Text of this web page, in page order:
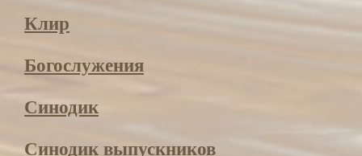
Клир
Богослужения
Синодик
Синодик выпускников